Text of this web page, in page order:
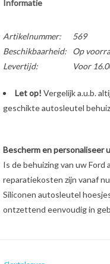
Informatie
Artikelnummer:
569
Beschikbaarheid:
Op
Levertijd:
Voor
Let op! Vergelijk a.u.b.
geschikte autosleutel
Bescherm en
Is de behuizing van uw
reparatiekosten zijn vanaf
Siliconen autosleutel
ontzettend eenvoudig in
Schokabsorberend